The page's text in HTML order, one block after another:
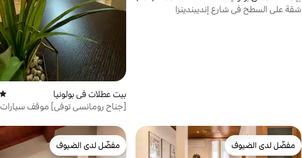
شقة على السطح في شارع إنديبندينزا
بيت عطلات في بولونيا
[جناح رومانسي توفي] موقف
مفضّل لدى الضيوف
مفضّل لدى الضيوف
مفضّل لدى الضيوف
مفضّل لدى الضيوف